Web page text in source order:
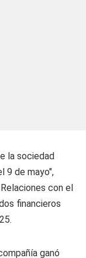
la sociedad
9 de mayo",
con el
financieros
ganó